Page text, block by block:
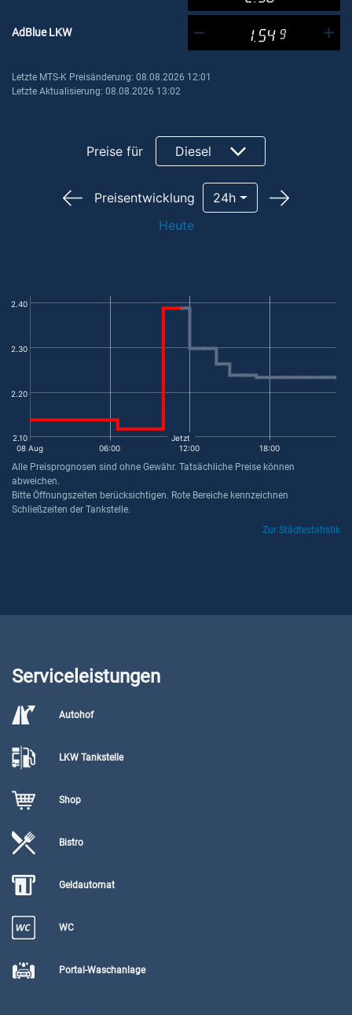
AdBlue LKW 1.54 9
Letzte MTS-K Preisänderung: 08.08.2026 12:01
Letzte Aktualisierung: 08.08.2026 13:02
Preise für Diesel
Preisentwicklung
24h
Heute
2.10
2.20
2.30
2.40
08 Aug 06:00 12:00 18:00
Jetzt
Alle Preisprognosen sind ohne Gewähr. Tatsächliche Preise können
abweichen.
Bitte Öffnungszeiten berücksichtigen. Rote Bereiche kennzeichnen
Schließzeiten der Tankstelle.
Zur Städtestatistik
Serviceleistungen
Autohof
LKW Tankstelle
Shop
Bistro
Geldautomat
WC
Portal-Waschanlage